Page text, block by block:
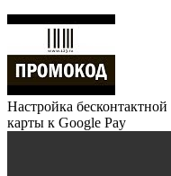
Настройка
карты к Google Pay